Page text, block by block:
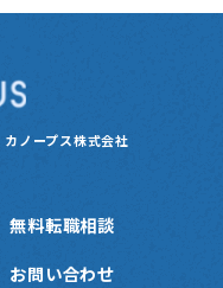
カノープス株式会社
無料転職相談
お問い合わせ